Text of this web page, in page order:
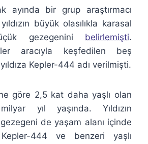
ayında bir grup araştırmacı
büyük olasılıkla karasal
gezegenini belirlemişti.
aracıyla keşfedilen beş
Kepler-444 adı verilmişti.
göre 2,5 kat daha yaşlı olan
yıl yaşında. Yıldızın
de yaşam alanı içinde
444 ve benzeri yaşlı